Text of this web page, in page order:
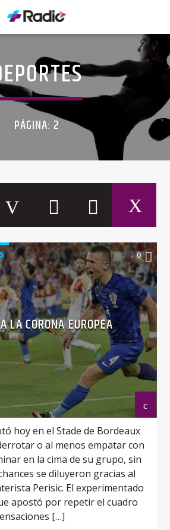
PÁGINA: 2
0
LA CORONA EUROPEA
hoy en el Stade de Bordeaux
o al menos empatar con
en la cima de su grupo, sin
se diluyeron gracias al
Perisic. El experimentado
apostó por repetir el cuadro
[…]